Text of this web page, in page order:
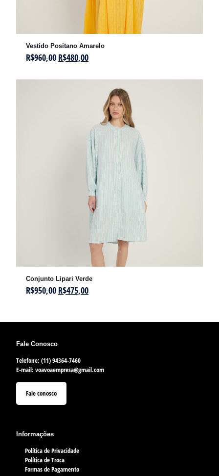
Vestido Positano Amarelo
R$960,00 R$480,00
Conjunto Lipari Verde
R$950,00 R$475,00
Fale Conosco
Telefone: (11) 94364-7460
E-mail: voavoaempresa@gmail.com
Fale conosco
Informações
Política de Privacidade
Política de Troca
Formas de Pagamento